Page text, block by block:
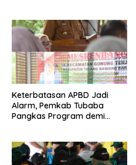
Keterbatasan APBD Jadi
Alarm, Pemkab Tubaba
Pangkas Program demi